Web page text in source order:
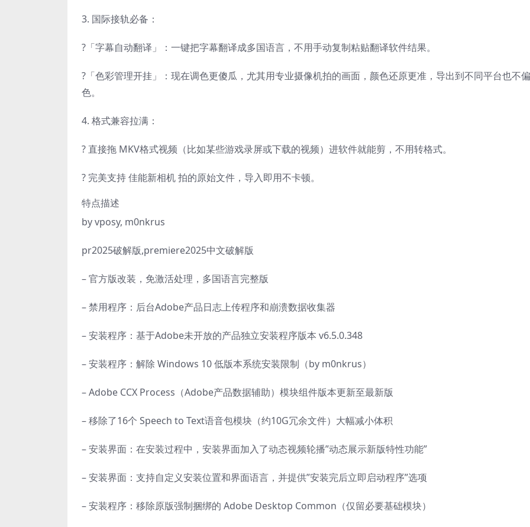
3. 国际接轨必备：
?「字幕自动翻译」：一键把字幕翻译成多国语言，不用手动复制粘贴翻译软件结果。
?「色彩管理开挂」：现在调色更傻瓜，尤其用专业摄像机拍的画面，颜色还原更准，导出到不同平台也不偏
色。
4. 格式兼容拉满：
? 直接拖 MKV格式视频（比如某些游戏录屏或下载的视频）进软件就能剪，不用转格式。
? 完美支持 佳能新相机 拍的原始文件，导入即用不卡顿。
特点描述
by vposy, m0nkrus
pr2025破解版,premiere2025中文破解版
– 官方版改装，免激活处理，多国语言完整版
– 禁用程序：后台Adobe产品日志上传程序和崩溃数据收集器
– 安装程序：基于Adobe未开放的产品独立安装程序版本 v6.5.0.348
– 安装程序：解除 Windows 10 低版本系统安装限制（by m0nkrus）
– Adobe CCX Process（Adobe产品数据辅助）模块组件版本更新至最新版
– 移除了16个 Speech to Text语音包模块（约10G冗余文件）大幅减小体积
– 安装界面：在安装过程中，安装界面加入了动态视频轮播”动态展示新版特性功能”
– 安装界面：支持自定义安装位置和界面语言，并提供”安装完后立即启动程序”选项
– 安装程序：移除原版强制捆绑的 Adobe Desktop Common（仅留必要基础模块）